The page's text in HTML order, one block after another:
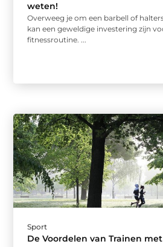
weten!
Overweeg je om een barbell of
kan een geweldige investering zijn
fitnessroutine. ...
Sport
De Voordelen van Trainen